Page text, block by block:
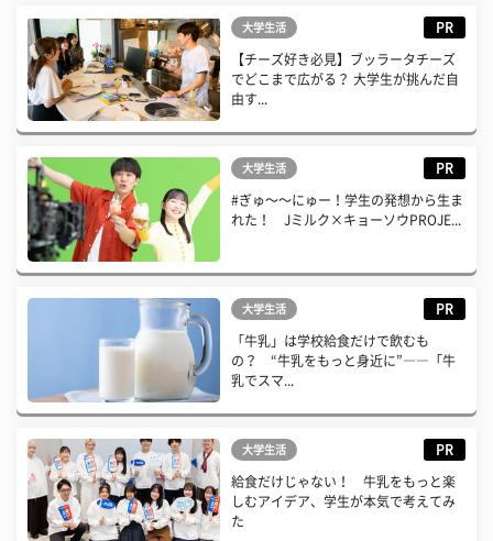
大学生活 PR
【チーズ好き必見】ブッラータチーズ
でどこまで広がる？ 大学生が挑んだ自
由す...
大学生活 PR
#ぎゅ〜〜にゅー！学生の発想から生ま
れた！ Jミルク×キョーソウPROJE...
大学生活 PR
「牛乳」は学校給食だけで飲むも
の？ “牛乳をもっと身近に”――「牛
乳でスマ...
大学生活 PR
給食だけじゃない！ 牛乳をもっと楽
しむアイデア、学生が本気で考えてみ
た